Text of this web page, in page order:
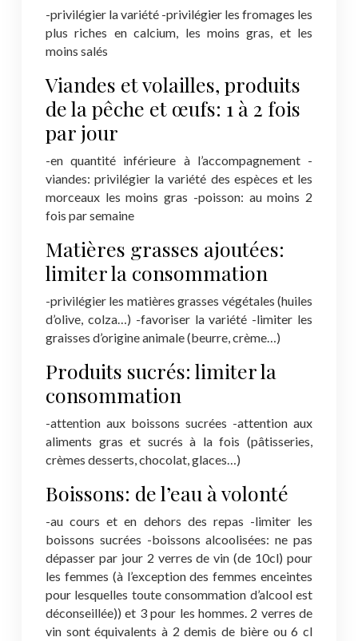
-privilégier la variété -privilégier les fromages les
plus riches en calcium, les moins gras, et les
moins salés
Viandes et volailles, produits
de la pêche et œufs: 1 à 2 fois
par jour
-en quantité inférieure à l’accompagnement-
viandes: privilégier la variété des espèces et les
morceaux les moins gras -poisson: au moins 2
fois par semaine
Matières grasses ajoutées:
limiter la consommation
-privilégier les matières grasses végétales (huiles
d’olive, colza…) -favoriser la variété -limiter les
graisses d’origine animale (beurre, crème…)
Produits sucrés: limiter la
consommation
-attention aux boissons sucrées -attention aux
aliments gras et sucrés à la fois (pâtisseries,
crèmes desserts, chocolat, glaces…)
Boissons: de l’eau à volonté
-au cours et en dehors des repas -limiter les
boissons sucrées -boissons alcoolisées: ne pas
dépasser par jour 2 verres de vin (de 10cl) pour
les femmes (à l’exception des femmes enceintes
pour lesquelles toute consommation d’alcool est
déconseillée)) et 3 pour les hommes. 2 verres de
vin sont équivalents à 2 demis de bière ou 6 cl